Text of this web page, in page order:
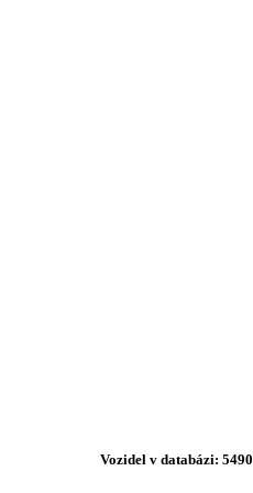
Vozidel v databázi: 5490